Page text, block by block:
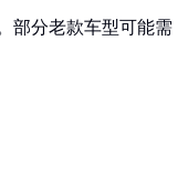
部分老款车型可能需